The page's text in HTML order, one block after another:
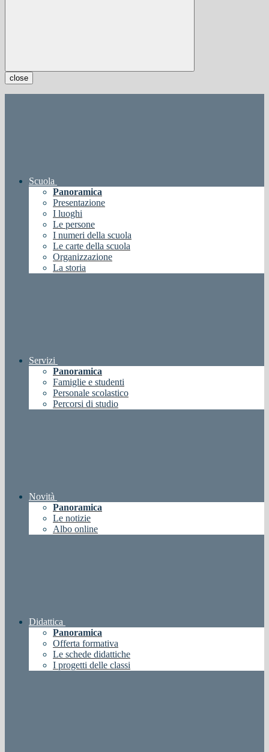
close
Scuola
Panoramica
Presentazione
I luoghi
Le persone
I numeri della scuola
Le carte della scuola
Organizzazione
La storia
Servizi
Panoramica
Famiglie e studenti
Personale scolastico
Percorsi di studio
Novità
Panoramica
Le notizie
Albo online
Didattica
Panoramica
Offerta formativa
Le schede didattiche
I progetti delle classi